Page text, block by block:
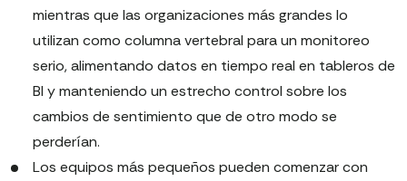
mientras que las organizaciones más grandes lo
utilizan como columna vertebral para un monitoreo
serio, alimentando datos en tiempo real en tableros de
BI y manteniendo un estrecho control sobre los
cambios de sentimiento que de otro modo se
perderían.
Los equipos más pequeños pueden comenzar con